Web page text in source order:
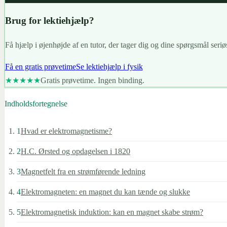
Brug for lektiehjælp?
Få hjælp i øjenhøjde af en tutor, der tager dig og dine spørgsmål
Få en gratis prøvetimeSe lektiehjælp i fysik
★★★★★Gratis prøvetime. Ingen binding.
Indholdsfortegnelse
1Hvad er elektromagnetisme?
2H.C. Ørsted og opdagelsen i 1820
3Magnetfelt fra en strømførende ledning
4Elektromagneten: en magnet du kan tænde og slukke
5Elektromagnetisk induktion: kan en magnet skabe strøm?